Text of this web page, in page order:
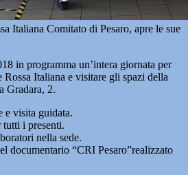
Italiana Comitato di Pesaro, apre le sue
in programma un’intera giornata per
Italiana e visitare gli spazi della
Gradara, 2.
e visita guidata.
i presenti.
nella sede.
documentario “CRI Pesaro”realizzato